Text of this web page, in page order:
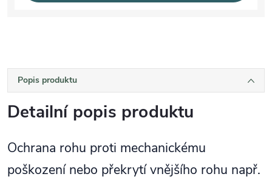
Popis produktu
Detailní popis produktu
Ochrana rohu proti mechanickému
poškození nebo překrytí vnějšího rohu např.